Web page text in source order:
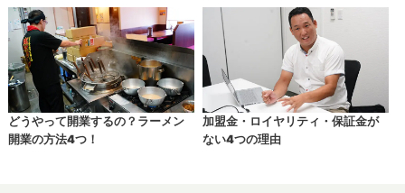
どうやって開業するの？ラーメン
開業の方法4つ！
加盟金・ロイヤリティ・保証金が
ない4つの理由